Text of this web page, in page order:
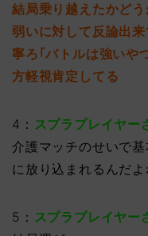
結局乗り越えたかど
弱いに対して反論出
寧ろ｢バトルは強いや
方軽視肯定してる
4： スプラプレイヤー
介護マッチのせいで
に放り込まれるんだよ
5： スプラプレイヤー